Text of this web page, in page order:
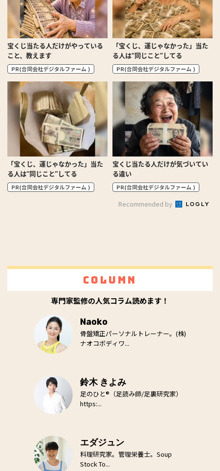
宝くじ当たる人だけがやっている
こと、教えます
PR(合同会社デジタルファーム )
「宝くじ、運じゃなかった」当た
る人は“同じこと”してる
PR(合同会社デジタルファーム )
「宝くじ、運じゃなかった」当た
る人は“同じこと”してる
PR(合同会社デジタルファーム )
宝くじ当たる人だけが気づいてい
る違い
PR(合同会社デジタルファーム )
Recommended by
Column
専門家監修の人気コラム読めます！
Naoko
骨盤矯正パーソナルトレーナー。(株)
ナオコボディワ...
鈴木 きよみ
足のひと®（足読み師/足裏研究家）
https:...
エダジュン
料理研究家。管理栄養士。Soup
Stock To...